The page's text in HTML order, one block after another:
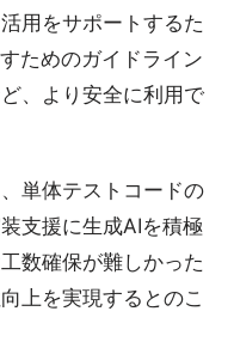
用をサポートするた
ためのガイドライン
、より安全に利用で
単体テストコードの
支援に生成AIを積極
数確保が難しかった
上を実現するとのこ